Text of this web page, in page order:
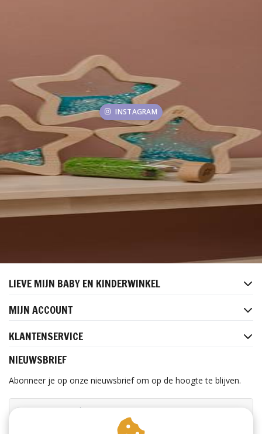
INSTAGRAM
LIEVE MIJN BABY EN KINDERWINKEL
MIJN ACCOUNT
KLANTENSERVICE
NIEUWSBRIEF
Abonneer je op onze nieuwsbrief om op de hoogte te blijven.